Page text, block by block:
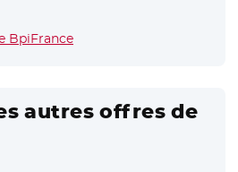
BpiFrance- Nouvelle fenêtre
autres offres de